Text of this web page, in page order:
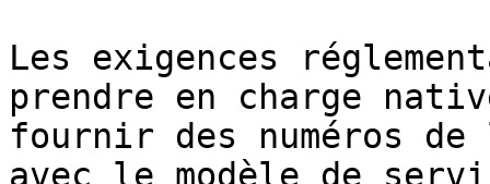
Les exigences
prendre en charge
fournir des numéros
avec le modèle de